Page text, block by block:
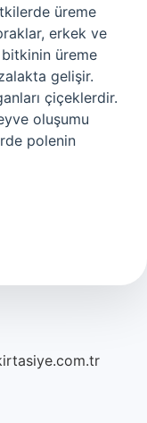
üreme
erkek ve
üreme
gelişir.
çiçeklerdir.
oluşumu
polenin